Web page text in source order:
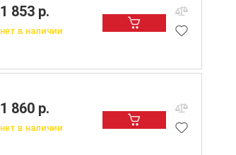
1 853 р.
нет в наличии
1 860 р.
нет в наличии